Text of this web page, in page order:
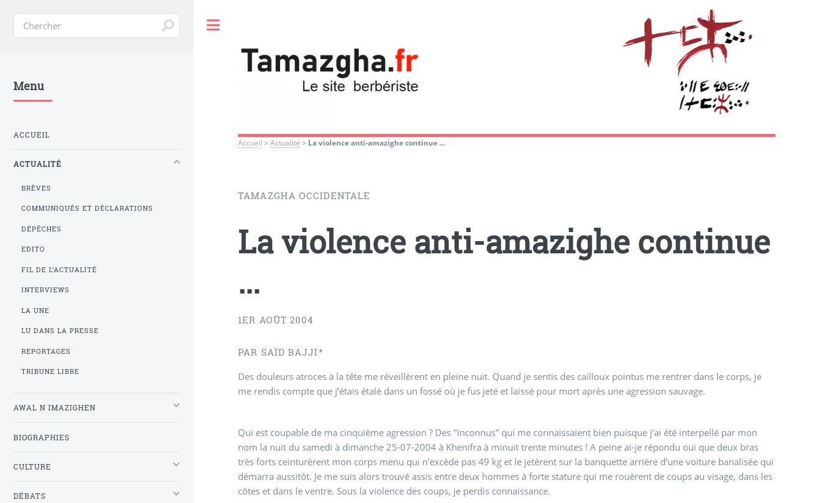
Accueil >Actualité > La violence anti-amazighe continue ...
TAMAZGHA OCCIDENTALE
La violence anti-amazighe continue
...
1ER AOÛT 2004
PAR SAÏD BAJJI*
Des douleurs atroces à la tête me réveillèrent en pleine nuit. Quand je sentis des cailloux pointus me rentrer dans le corps, je
me rendis compte que j’étais étalé dans un fossé où je fus jeté et laissé pour mort après une agression sauvage.
Qui est coupable de ma cinquième agression ? Des "inconnus" qui me connaissaient bien puisque j’ai été interpellé par mon
nom la nuit du samedi à dimanche 25-07-2004 à Khenifra à minuit trente minutes ! A peine ai-je répondu oui que deux bras
très forts ceinturèrent mon corps menu qui n’excède pas 49 kg et le jetèrent sur la banquette arrière d’une voiture banalisée qui
démarra aussitôt. Je me suis alors trouvé assis entre deux hommes à forte stature qui me rouèrent de coups au visage, dans les
côtes et dans le ventre. Sous la violence des coups, je perdis connaissance.
Menu
ACCUEIL
ACTUALITÉ
BRÈVES
COMMUNIQUÉS ET DÉCLARATIONS
DÉPÊCHES
EDITO
FIL DE L’ACTUALITÉ
INTERVIEWS
LA UNE
LU DANS LA PRESSE
REPORTAGES
TRIBUNE LIBRE
AWAL N IMAZIGHEN
BIOGRAPHIES
CULTURE
DÉBATS